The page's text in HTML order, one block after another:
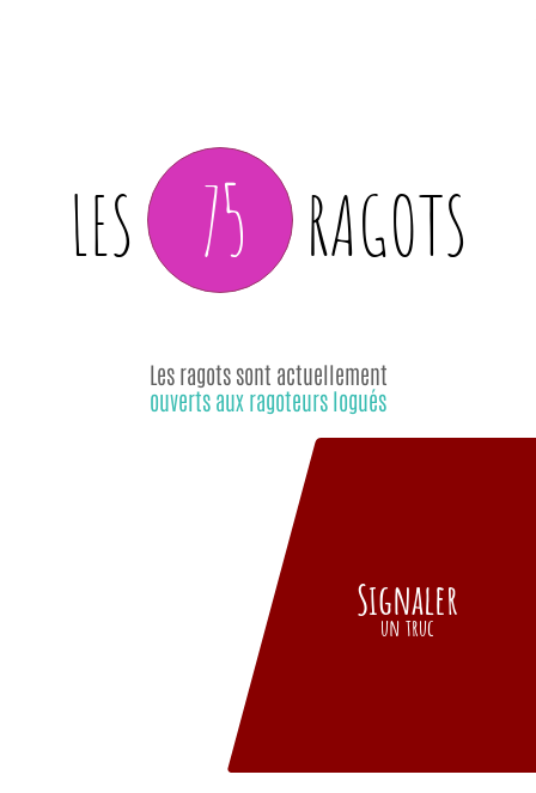
LES 75 RAGOTS
Les ragots sont actuellement
ouverts aux ragoteurs logués
Signaler
un truc